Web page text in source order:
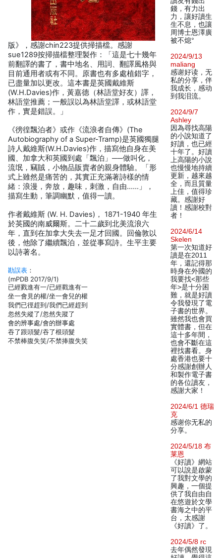
版》，感謝chin223提供掃描檔。感謝
sue1289按掃描檔整理製作：「這是七十幾年
前翻譯的書了，書中地名、用詞、翻譯風格與
目前通用者或有不同。原書也有多處植錯字，
已盡量加以更改。這本書是英國戴維斯
(W.H.Davies)作，黃嘉德（林語堂好友）譯，
林語堂推薦；一般誤以為林語堂譯，或林語堂
作，實是錯誤。」
《徬徨飄泊者》或作《流浪者自傳》(The
Autobiography of a Super-Tramp)是英國獨腿
詩人戴維斯(W.H.Davies)作，描寫他自身在美
國、加拿大和英國到處「飄泊」──做叫化，
流氓，竊賊，小物品販賣者的親身體驗。「形
式上雖然是痛苦的，其實正充滿著詩樣的情
緒：浪漫，奔放，趣味，刺激，自由……」，
描寫生動，筆調幽默，值得一讀。
作者戴維斯 (W. H. Davies)， 1871-1940 年生
於英國的南威爾斯。二十二歲到北美流浪六
年，直到在加拿大失去一足才回國。回倫敦以
後，他除了繼續飄泊，並從事寫詩。生平主要
以詩著名。
勘誤表 ：
(mPDB 2017/9/1)
已經戮進有一/已經戳進有一
坐一會見的權/坐一會兒的權
我們已徑趕到/我們已經趕到
忽然失縱了/忽然失蹤了
會的辨事處/會的辦事處
吞了跟頭髮/吞了根頭髮
不禁棒腹失笑/不禁捧腹失笑
錢，有力出
力，讓好讀生
生不息，也讓
周博士恩澤廣
被不熄°
2024/9/13
maliang
感谢好读，无
私的分享，伴
我成长，感动
到我泪流。
2024/9/7
Ashley
因為尋找高陽
的小說知道了
好讀，也已經
十年了。好讀
上高陽的小說
也慢慢地持續
更新，越來越
全，而且質量
上佳，值得珍
藏。感謝好
讀！感謝校對
者！
2024/6/14
Skelen
第一次知道好
讀是在2011
年，還記得那
時身在外國的
我要找<那些
年>是十分困
難，就是好讀
令我發現了電
子書的世界。
雖然我也會買
實體書，但在
這十多年間，
也會不斷在這
裡找書看。身
處香港也要十
分感謝創辦人
和製作電子書
的各位讀友，
感謝大家！
2024/6/1 德瑞
克
感谢你无私的
分享。
2024/5/18 布
莱恩
《好讀》網站
可以說是啟蒙
了我對文學的
興趣，一個提
供了我自由自
在悠遊於文學
書海之中的平
台，太感謝
《好讀》了。
2024/5/8 rc
去年偶然發現